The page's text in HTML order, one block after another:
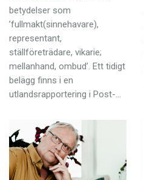
betydelser som
’fullmakt(sinnehavare),
representant,
ställföreträdare, vikarie;
mellanhand, ombud’. Ett tidigt
belägg finns i en
utlandsrapportering i Post-…